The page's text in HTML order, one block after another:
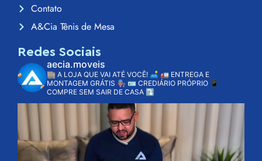
Contato
A&Cia Tênis de Mesa
Redes Sociais
aecia.moveis
🏬 A LOJA QUE VAI ATÉ VOCÊ! 🛋️ 🚛 ENTREGA E
MONTAGEM GRÁTIS 👨🏽‍🔧 🪪 CREDIÁRIO PRÓPRIO 📱
COMPRE SEM SAIR DE CASA ⤵️